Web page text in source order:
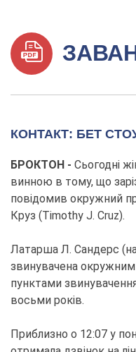
КОНТАКТ: БЕТ
БРОКТОН - Сьогодні
винною в тому, що
повідомив окружний
Круз (Timothy J. Cruz).
Латарша Л. Сандерс
звинувачена
пунктами звинувачення
восьми років.
Приблизно о 12:07 у